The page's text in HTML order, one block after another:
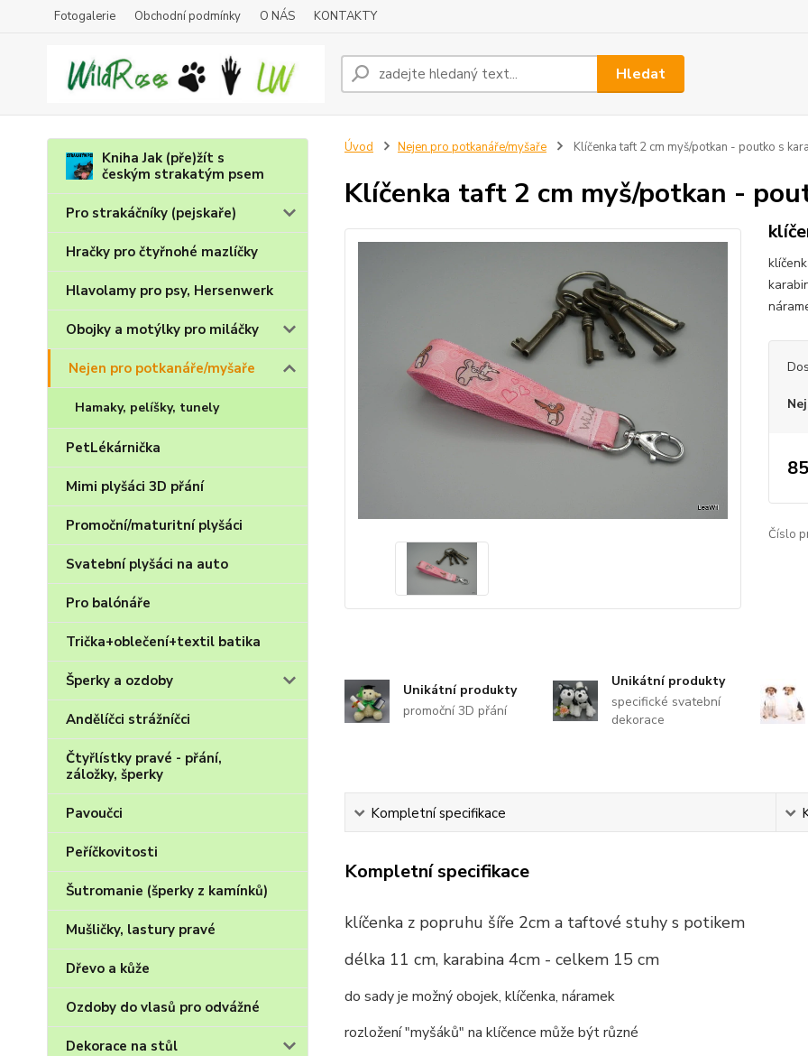
Fotogalerie Obchodní podmínky O NÁS KONTAKTY
Hledat
Kniha Jak (pře)žít s
českým strakatým psem
Pro strakáčníky (pejskaře)
Hračky pro čtyřnohé mazlíčky
Hlavolamy pro psy, Hersenwerk
Obojky a motýlky pro miláčky
Nejen pro potkanáře/myšaře
Hamaky, pelíšky, tunely
PetLékárnička
Mimi plyšáci 3D přání
Promoční/maturitní plyšáci
Svatební plyšáci na auto
Pro balónáře
Trička+oblečení+textil batika
Šperky a ozdoby
Andělíčci strážníčci
Čtyřlístky pravé - přání,
záložky, šperky
Pavoučci
Peříčkovitosti
Šutromanie (šperky z kamínků)
Mušličky, lastury pravé
Dřevo a kůže
Ozdoby do vlasů pro odvážné
Dekorace na stůl
Úvod Nejen pro potkanáře/myšaře Klíčenka taft 2 cm myš/potkan - poutko s
Klíčenka taft 2 cm myš/potkan -
Číslo
Unikátní produkty
promoční 3D přání
Unikátní produkty
specifické svatební
dekorace
Kompletní specifikace
Kompletní specifikace
klíčenka z popruhu šíře 2cm a taftové stuhy s potikem
délka 11 cm, karabina 4cm - celkem 15 cm
do sady je možný obojek, klíčenka, náramek
rozložení "myšáků" na klíčence může být různé